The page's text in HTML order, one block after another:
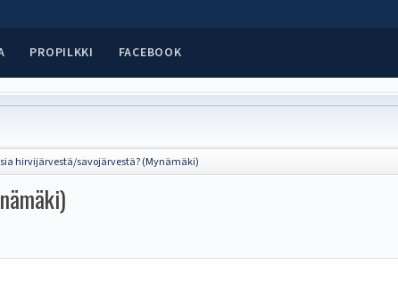
PROPILKKI FACEBOOK
hirvijärvestä/savojärvestä? (Mynämäki)